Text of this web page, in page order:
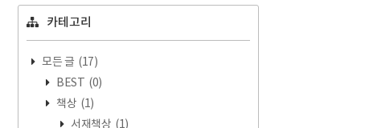
카테고리
모든 글 (17)
BEST
(0)
책상 (1)
서재책상 (1)